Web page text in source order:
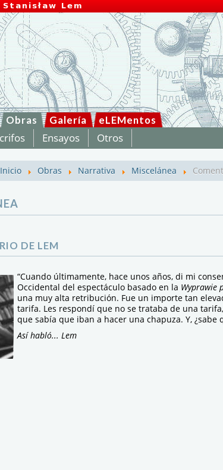
Obras Galería eLEMentos
Ensayos Otros
Inicio Obras Narrativa Miscelánea
DE LEM
“Cuando últimamente, hace unos años, di mi
Occidental del espectáculo basado en la Wyprawie
una muy alta retribución. Fue un importe tan
tarifa. Les respondí que no se trataba de una
que sabía que iban a hacer una chapuza. Y, ¿sabe
Así habló... Lem